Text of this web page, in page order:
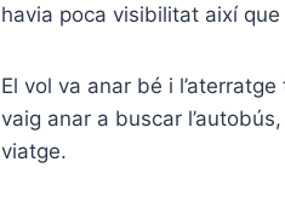
havia poca visibilitat així
El vol va anar bé i
vaig anar a buscar
viatge.